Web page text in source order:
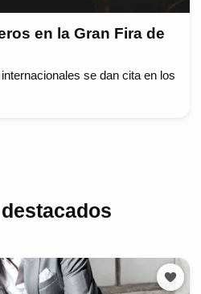
en la Gran Fira de
se dan cita en los